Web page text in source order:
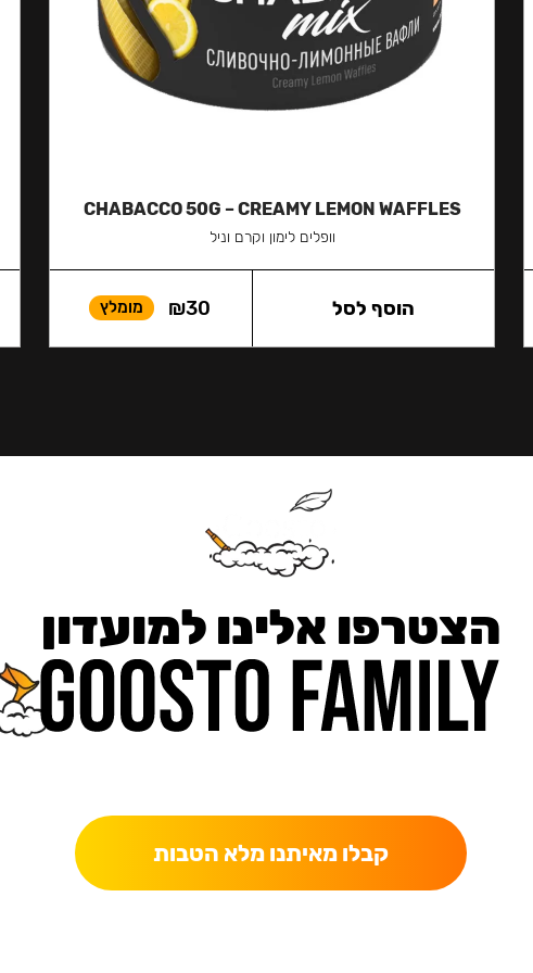
CHABACCO 50G – CREAMY LEMON WAFFLES
וופלים לימון וקרם וניל
₪30 מומלץ הוסף לסל
הצטרפו אלינו למועדון
קבלו מאיתנו מלא הטבות